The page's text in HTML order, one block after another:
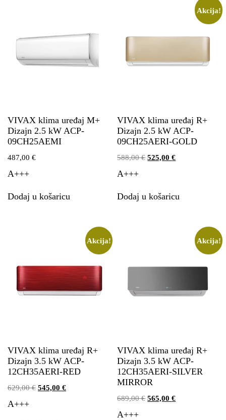
VIVAX klima uređaj M+
Dizajn 2.5 kW ACP-
09CH25AEMI
487,00 €
A+++
Dodaj u košaricu
Akcija!
VIVAX klima uređaj R+
Dizajn 2.5 kW ACP-
09CH25AERI-GOLD
588,00€ 525,00€
A+++
Dodaj u košaricu
Akcija!
VIVAX klima uređaj R+
Dizajn 3.5 kW ACP-
12CH35AERI-RED
629,00€ 545,00 €
A+++
Akcija!
VIVAX klima uređaj R+
Dizajn 3.5 kW ACP-
12CH35AERI-SILVER
MIRROR
689,00€ 565,00€
A+++